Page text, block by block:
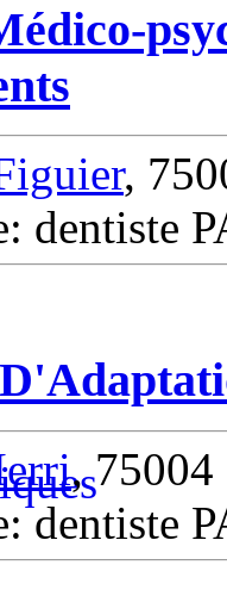
,
dentiste
, 75004
dentiste